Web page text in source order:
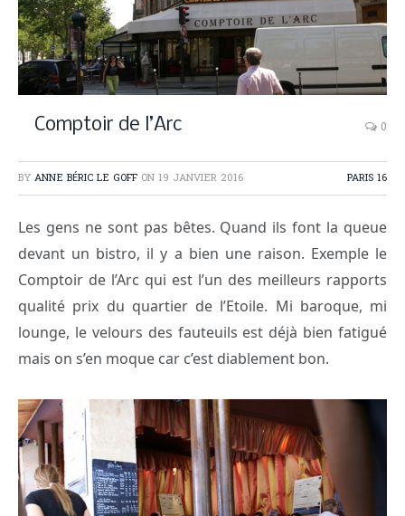
Comptoir de l’Arc 0
BY ANNE BÉRIC LE GOFF ON 19 JANVIER 2016 PARIS 16
Les gens ne sont pas bêtes. Quand ils font la queue
devant un bistro, il y a bien une raison. Exemple le
Comptoir de l’Arc qui est l’un des meilleurs rapports
qualité prix du quartier de l’Etoile. Mi baroque, mi
lounge, le velours des fauteuils est déjà bien fatigué
mais on s’en moque car c’est diablement bon.